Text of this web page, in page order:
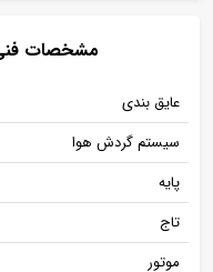
مشخصات فنی
عایق بندی
سیستم گردش هوا
پایه
تاج
موتور